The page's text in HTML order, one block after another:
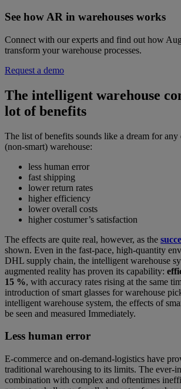
See how AR in warehouses works
Connect with our experts and find out how
transform your warehouse processes.
Request a demo
The intelligent warehouse
lot of benefits
The list of benefits sounds like a dream for
(non-smart) warehouse:
less human error
fast shipping
lower return rates
higher efficiency
lower overall costs
higher costumer’s satisfaction
The effects are quite real, however, as the
shown. Even in the fast-pace, high-quantity
DHL supply chain, the intelligent warehouse
augmented reality has proven its capability:
15 %, with accuracy rates rising at the same
introduction of smart glasses for warehouse
intelligent warehouse system, the effects of
be seen and measured Immediately.
Less human error
E-commerce and on-demand-logistics have
traditional warehousing to its limits. The ever-
combination with complex and oftentimes